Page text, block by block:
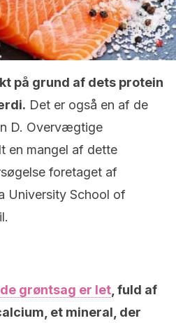
på grund af dets protein
Det er også en af ​​de
D. Overvægtige
en mangel af dette
foretaget af
University School of
grøntsag er let , fuld af
et mineral, der